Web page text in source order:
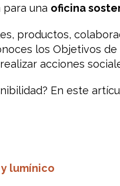
para una oficina
productos,
los Objetivos
acciones
En este
lumínico